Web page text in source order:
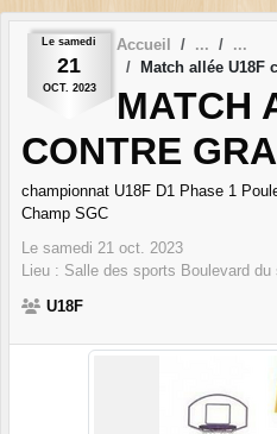
Le samedi
21
OCT. 2023
Accueil
Match allée U18F
MATCH
CONTRE
championnat U18F D1 Phase 1
Champ SGC
Le samedi 21 oct. 2023
Lieu : Salle des sports Boulevard du
U18F